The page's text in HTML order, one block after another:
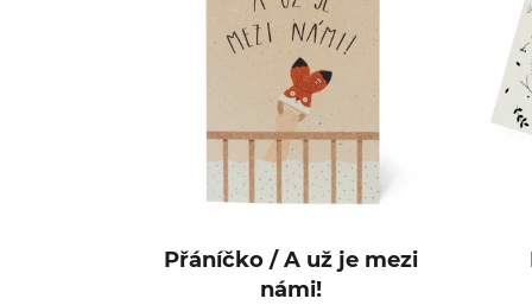
Přáníčko / A už je mezi
námi!